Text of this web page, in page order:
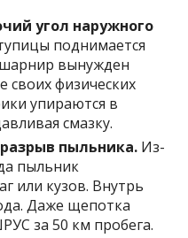
угол наружного
поднимается
вынужден
своих физических
упираются в
смазку.
пыльника. Из-
пыльник
или кузов. Внутрь
Даже щепотка
за 50 км пробега.